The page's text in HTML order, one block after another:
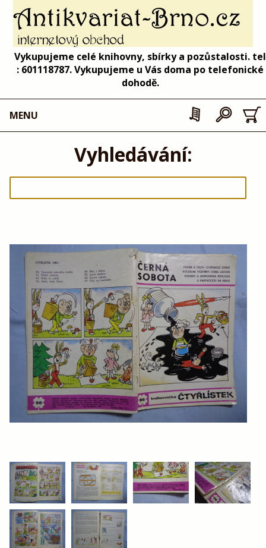
Vykupujeme celé knihovny, sbírky a pozůstalosti. tel
: 601118787. Vykupujeme u Vás doma po telefonické
dohodě.
MENU
Vyhledávání: